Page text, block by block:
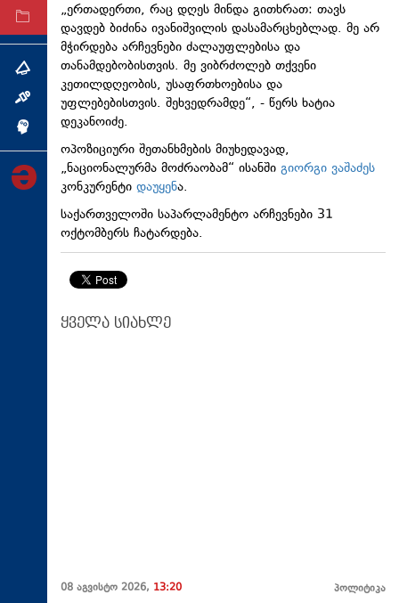
არქივი
თემა
ინტერვიუ
ინქვიზიცია
„ერთადერთი, რაც დღეს მინდა გითხრათ: თავს
დავდებ ბიძინა ივანიშვილის დასამარცხებლად. მე არ
მჭირდება არჩევნები ძალაუფლებისა და
თანამდებობისთვის. მე ვიბრძოლებ თქვენი
კეთილდღეობის, უსაფრთხოებისა და
უფლებებისთვის. შეხვედრამდე“, - წერს ხატია
დეკანოიძე.
ოპოზიციური შეთანხმების მიუხედავად,
„ნაციონალურმა მოძრაობამ“ ისანში გიორგი ვაშაძეს
კონკურენტი დაუყენა.
საქართველოში საპარლამენტო არჩევნები 31
ოქტომბერს ჩატარდება.
ყველა სიახლე
08 აგვისტო 2026, 13:20 პოლიტიკა